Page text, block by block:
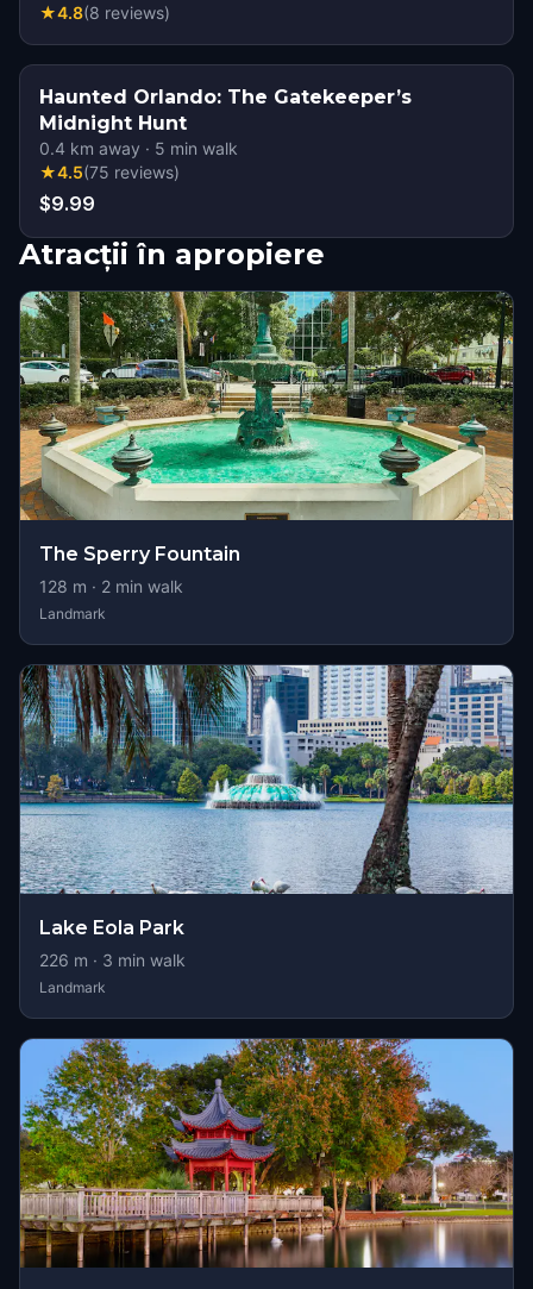
★4.8(8 reviews)
Haunted Orlando: The Gatekeeper’s
Midnight Hunt
0.4 km away · 5 min walk
★4.5(75 reviews)
$9.99
Atracții în apropiere
The Sperry Fountain
128 m · 2 min walk
Landmark
Lake Eola Park
226 m · 3 min walk
Landmark